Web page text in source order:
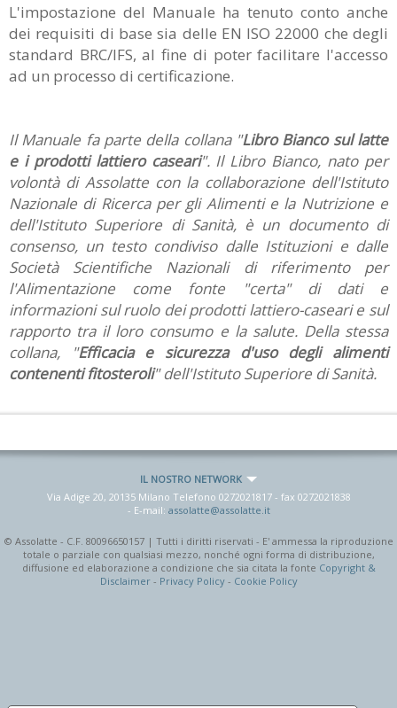
L'impostazione del Manuale ha tenuto conto anche
dei requisiti di base sia delle EN ISO 22000 che degli
standard BRC/IFS, al fine di poter facilitare l'accesso
ad un processo di certificazione.
Il Manuale fa parte della collana "Libro Bianco sul latte
e i prodotti lattiero caseari". Il Libro Bianco, nato per
volontà di Assolatte con la collaborazione dell'Istituto
Nazionale di Ricerca per gli Alimenti e la Nutrizione e
dell'Istituto Superiore di Sanità, è un documento di
consenso, un testo condiviso dalle Istituzioni e dalle
Società Scientifiche Nazionali di riferimento per
l'Alimentazione come fonte "certa" di dati e
informazioni sul ruolo dei prodotti lattiero-caseari e sul
rapporto tra il loro consumo e la salute. Della stessa
collana, "Efficacia e sicurezza d'uso degli alimenti
contenenti fitosteroli" dell'Istituto Superiore di Sanità.
IL NOSTRO NETWORK
Via Adige 20, 20135 Milano Telefono 0272021817- fax 0272021838
- E-mail: assolatte@assolatte.it
© Assolatte - C.F. 80096650157 | Tutti i diritti riservati - E' ammessa la riproduzione
totale o parziale con qualsiasi mezzo, nonché ogni forma di distribuzione,
diffusione ed elaborazione a condizione che sia citata la fonte Copyright &
Disclaimer- Privacy Policy- Cookie Policy